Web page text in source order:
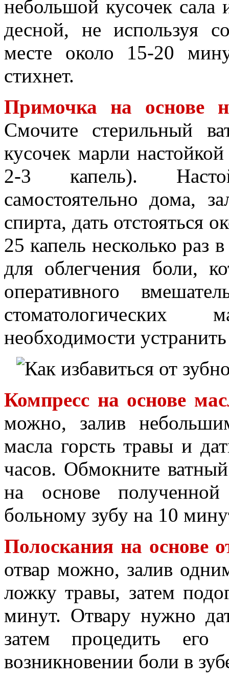
небольшой кусочек
десной, не используя
месте около 15-20
стихнет.
Примочка на основе
Смочите стерильный
кусочек марли
2-3 капель).
самостоятельно дома,
спирта, дать отстояться
25 капель несколько раз
для облегчения боли,
оперативного
необходимости
Компресс на основе
можно, залив
масла горсть травы и
часов. Обмокните
на основе
больному зубу на 10
Полоскания на основе
отвар можно, залив
ложку травы, затем
минут. Отвару нужно
затем процедить
возникновении боли в